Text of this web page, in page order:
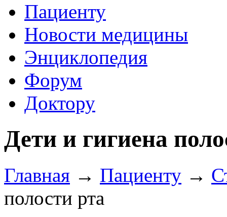
Пациенту
Новости медицины
Энциклопедия
Форум
Доктору
Дети и гигиена
Главная → Пациенту →
полости рта